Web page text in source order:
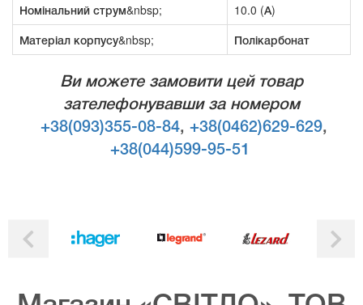
Номінальний струм&nbsp;
10.0 (А)
Матеріал корпусу&nbsp;
Полікарбонат
Ви можете замовити цей товар
зателефонувавши за номером
+38(093)355-08-84, +38(0462)629-629,
+38(044)599-95-51